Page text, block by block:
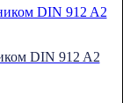
DIN 912 A2